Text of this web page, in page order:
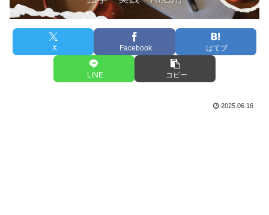
X Facebook はてブ
LINE コピー
2025.06.16